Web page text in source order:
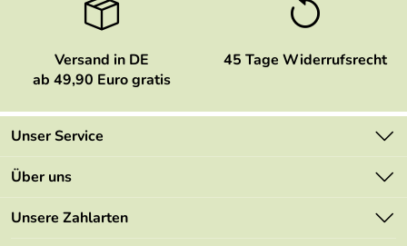
Versand in DE
ab 49,90 Euro gratis
45 Tage Widerrufsrecht
Unser Service
Kontakt
Mehrwertsteuerfrei
Über uns
Marken
Unsere Zahlarten